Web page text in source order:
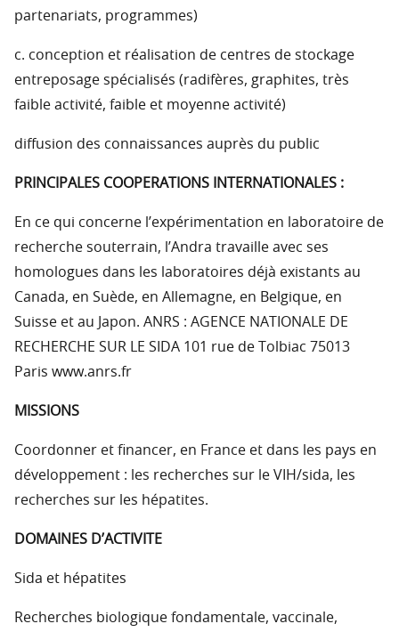
partenariats, programmes)
c. conception et réalisation de centres de stockage
entreposage spécialisés (radifères, graphites, très
faible activité, faible et moyenne activité)
diffusion des connaissances auprès du public
PRINCIPALES COOPERATIONS INTERNATIONALES :
En ce qui concerne l’expérimentation en laboratoire de
recherche souterrain, l’Andra travaille avec ses
homologues dans les laboratoires déjà existants au
Canada, en Suède, en Allemagne, en Belgique, en
Suisse et au Japon. ANRS : AGENCE NATIONALE DE
RECHERCHE SUR LE SIDA 101 rue de Tolbiac 75013
Paris www.anrs.fr
MISSIONS
Coordonner et financer, en France et dans les pays en
développement : les recherches sur le VIH/sida, les
recherches sur les hépatites.
DOMAINES D’ACTIVITE
Sida et hépatites
Recherches biologique fondamentale, vaccinale,